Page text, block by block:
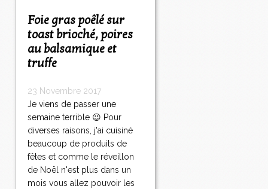
Foie gras poêlé sur
toast brioché, poires
au balsamique et
truffe
23 Novembre 2017
Je viens de passer une
semaine terrible 😉 Pour
diverses raisons, j'ai cuisiné
beaucoup de produits de
fêtes et comme le réveillon
de Noël n'est plus dans un
mois vous allez pouvoir les